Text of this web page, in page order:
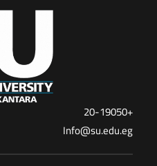
+20-19050
Info@su.edu.eg